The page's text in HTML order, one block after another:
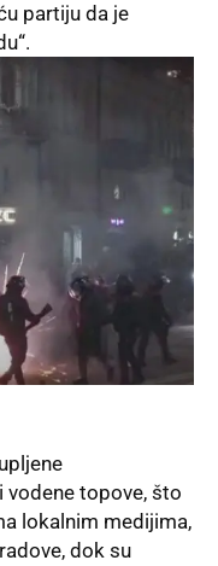
partiju da je
topove, što
lokalnim medijima,
dok su